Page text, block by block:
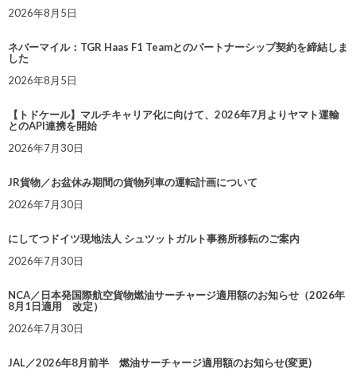
2026年8月5日
ネバーマイル：TGR Haas F1 Teamとのパートナーシップ契約を締結しま
した
2026年8月5日
【トドケール】マルチキャリア化に向けて、2026年7月よりヤマト運輸
とのAPI連携を開始
2026年7月30日
JR貨物／お盆休み期間の貨物列車の運転計画について
2026年7月30日
にしてつドイツ現地法人 シュツットガルト事務所移転のご案内
2026年7月30日
NCA／日本発国際航空貨物燃油サーチャージ適用額のお知らせ（2026年
8月1日適用 改定）
2026年7月30日
JAL／2026年8月前半 燃油サーチャージ適用額のお知らせ(変更)